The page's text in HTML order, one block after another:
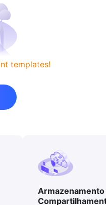
templates!
Armazenamento